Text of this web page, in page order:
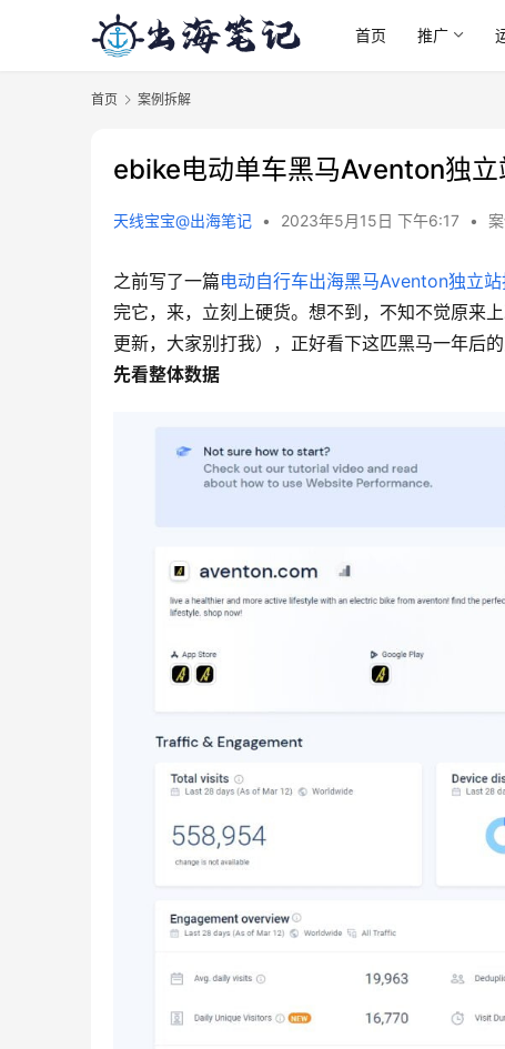
首页 推广
首页 案例拆解
ebike电动单车黑马Aventon独
天线宝宝@出海笔记 • 2023年5月15日 下午6:17 •
之前写了一篇电动自行车出海黑马Aventon独立
完它，来，立刻上硬货。想不到，不知不觉原来
更新，大家别打我），正好看下这匹黑马一年后的
先看整体数据